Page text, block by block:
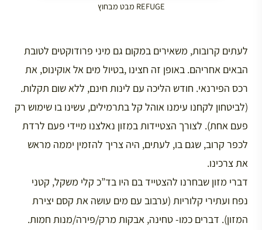
REFUGE מבט מבחוץ
לעתים קרובות, משאירים במקום גם מיני פרודוקטים לטובת
הבאים אחריהם. באופן זה חצינו ,בטיול מים אל אוקינוס, את
רכס הפירנאי. חודש הליכה עם לינות חינם, ללא שום תקלות.
(לביטחון לקחנו עימנו אוהל קל בתרמילים, עשינו בו שימוש רק
פעם אחת). לצורך הצטיידות במזון נאלצנו מיידי פעם לרדת
לכפר קרוב, שגם בו, לעתים, היה צריך להזמין יממה מראש
את צרכינו.
דברי מזון שבחרנו להצטייד בם היו בד”כ קלי משקל, קטני
נפח ועתירי קלוריות (ערבוב עם מים עושה את קסם יצירת
המזון). דברים כמו- טחינה, אבקות מרק/פירה/מנות חמות.